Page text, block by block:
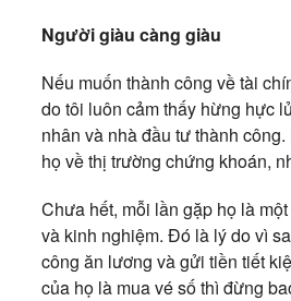
Người giàu càng giàu
Nếu muốn thành công về tài
do tôi luôn cảm thấy hừng hực
nhân và nhà đầu tư thành
họ về thị trường chứng khoán,
Chưa hết, mỗi lần gặp họ là
và kinh nghiệm. Đó là lý do vì
công ăn lương và gửi tiền tiết
của họ là mua vé số thì đừng